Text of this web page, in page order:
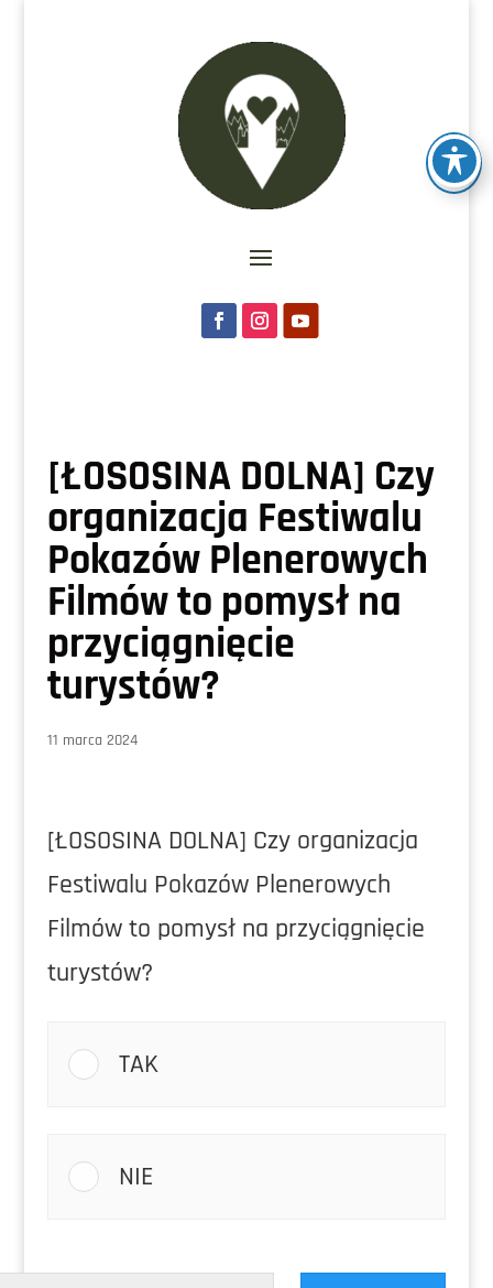
[ŁOSOSINA DOLNA] Czy
organizacja Festiwalu
Pokazów Plenerowych
Filmów to pomysł na
przyciągnięcie
turystów?
11 marca 2024
[ŁOSOSINA DOLNA] Czy organizacja
Festiwalu Pokazów Plenerowych
Filmów to pomysł na przyciągnięcie
turystów?
TAK
NIE